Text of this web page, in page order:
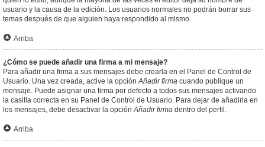
usuario y la causa de la edición. Los usuarios normales no podrán borrar sus
temas después de que alguien haya respondido al mismo.
Arriba
¿Cómo se puede añadir una firma a mi mensaje?
Para añadir una firma a sus mensajes debe crearla en el Panel de Control de
Usuario. Una vez creada, active la opciónAñadir firma cuando publique un
mensaje. Puede asignar una firma por defecto a todos sus mensajes activando
la casilla correcta en su Panel de Control de Usuario. Para dejar de añadirla en
los mensajes, debe desactivar la opciónAñadir firma dentro del perfil.
Arriba